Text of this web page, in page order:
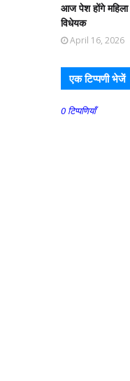
आज पेश होंगे
विधेयक
April 16, 2026
एक टिप्पणी भेजें
0 टिप्पणियाँ